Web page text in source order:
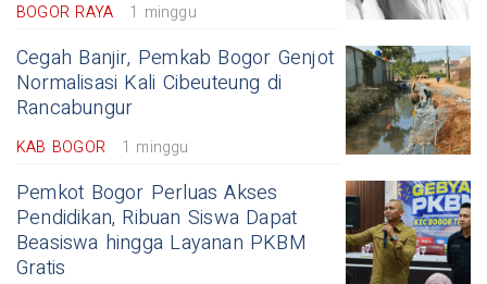
BOGOR RAYA 1 minggu
Cegah Banjir, Pemkab Bogor Genjot
Normalisasi Kali Cibeuteung di
Rancabungur
KAB BOGOR 1 minggu
Pemkot Bogor Perluas Akses
Pendidikan, Ribuan Siswa Dapat
Beasiswa hingga Layanan PKBM
Gratis